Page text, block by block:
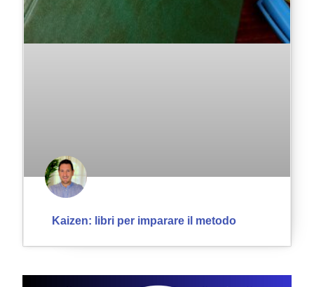
Kaizen: libri per imparare il metodo